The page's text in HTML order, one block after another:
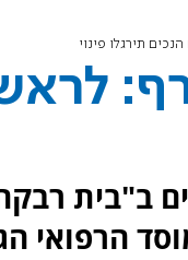
תירגלו פינוי
ב"בית
הרפואי